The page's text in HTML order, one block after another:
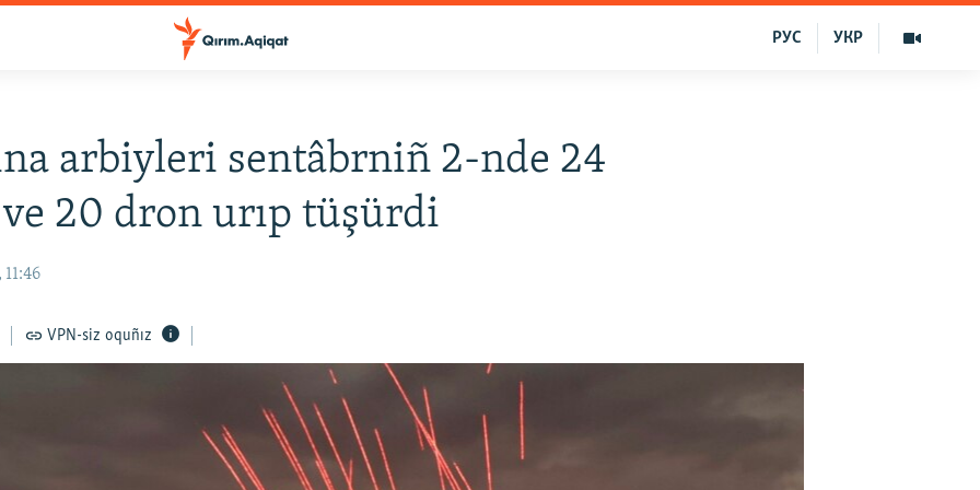
УКР
РУС
arbiyleri sentâbrniñ 2-nde 24
20 dron urıp tüşürdi
VPN-siz oquñız